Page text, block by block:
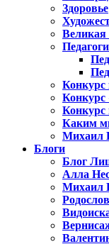
Здоровье
Великая
Конкурс
Конкурс
Конкурс
Каким
Михаил
Блоги
Блог
Алла
Михаил